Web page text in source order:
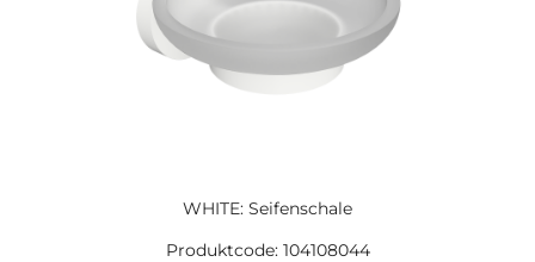
WHITE: Seifenschale
Produktcode: 104108044